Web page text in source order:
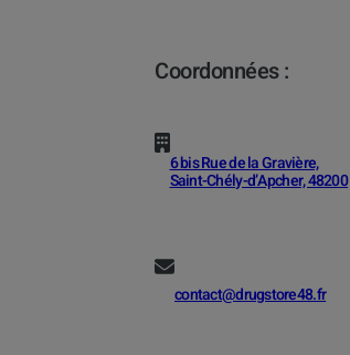
Coordonnées :
6 bis Rue de la Gravière,
Saint-Chély-d’Apcher, 48200
contact@drugstore48.fr